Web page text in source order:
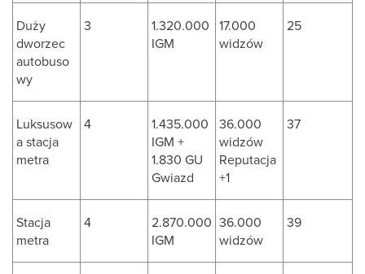
Duży
dworzec
autobuso
wy
3
1.320.000
IGM
17.000
widzów
25
Luksusow
a stacja
metra
4
1.435.000
IGM +
1.830 GU
Gwiazd
36.000
widzów
Reputacja
+1
37
Stacja
metra
4
2.870.000
IGM
36.000
widzów
39